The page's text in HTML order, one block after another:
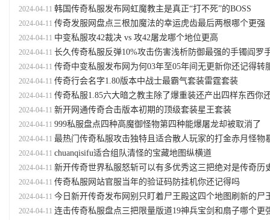
2024-04-11 韩国传奇私服发布网虹魔教主是真正“打不死”的BOSS
2024-04-11 传奇发服网盘点三根加魔法的幸运虎齿最后两根哪个更强
2024-04-11 中变私服攻42裁决 vs 攻42屠龙哪个地位更高
2024-04-11 长久传奇私服反弹10%攻击伤害浅析防御最强的手镯阎罗
2024-04-11 传奇中变私服发布网为何03年至05年间无更新你还记得转服计划
2024-04-11 传奇行会名字1.80版本中战士最霸气套装雷霆套装
2024-04-11 传奇私服1.85六大暗之教主除了爆重装还产出四样东西你还记得
2024-04-11 新开网通传奇合击版本初期的顶级套装星王套装
2024-04-11 999私服盘点四种高魔御怪物第四种能爆屠龙却被取消了
2024-04-11 最热门传奇私服攻击独特且适合散人玩家的打金赤月怪物暴牙蜘
2024-04-11 chuanqisifu适合组队清怪的宝藏地图纵横道
2024-04-11 新开传奇世界私服怒斩可以有多优秀这三把绝对是传奇历史上最强
2024-04-11 传奇私服网站官服当年的验证码防挂机你还记得吗
2024-04-11 今日新开传奇发布网别只盯着尸王殿这四个地图刷新的尸王也很
2024-04-11 连击传奇私服盘点三把限量版道19神兵宝剑和扇子哪个更